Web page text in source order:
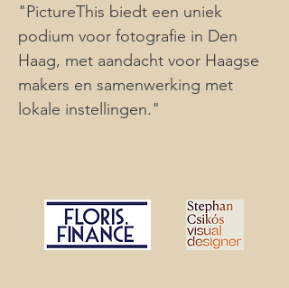
"PictureThis biedt een uniek
podium voor fotografie in Den
Haag, met aandacht voor Haagse
makers en samenwerking met
lokale instellingen."